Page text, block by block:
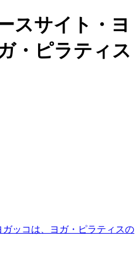
スサイト・ヨ
・ピラティス
ッコは、ヨガ・ピラティスの